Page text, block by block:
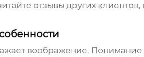
отзывы других
воображение. Понимание